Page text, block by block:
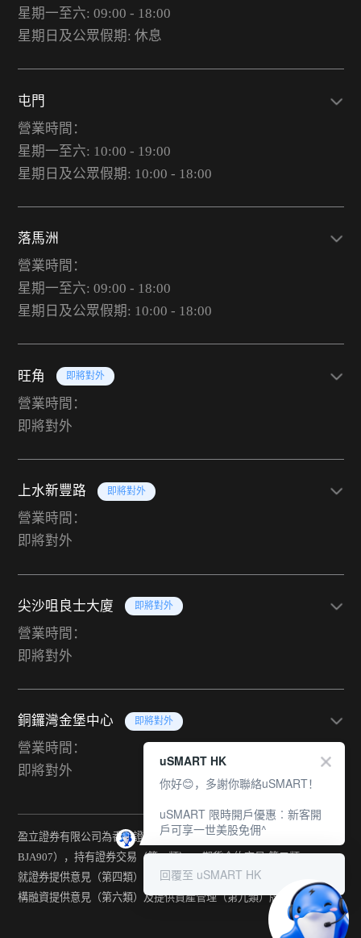
星期一至六: 09:00 - 18:00
星期日及公眾假期: 休息
屯門
營業時間：
星期一至六: 10:00 - 19:00
星期日及公眾假期: 10:00 - 18:00
落馬洲
營業時間：
星期一至六: 09:00 - 18:00
星期日及公眾假期: 10:00 - 18:00
旺角 即將對外
營業時間：
即將對外
上水新豐路 即將對外
營業時間：
即將對外
尖沙咀良士大廈 即將對外
營業時間：
即將對外
銅鑼灣金堡中心 即將對外
營業時間：
即將對外
盈立證券有限公司為香港證監會持牌法團（中央編號：
BJA907），持有證券交易（第一類） 、期貨合約交易(第二類) 、
就證券提供意見（第四類） 、就期貨合約提供意見(第五類) 、就機
構融資提供意見（第六類）及提供資產管理（第九類）牌照。
uSMART HK
你好😊，多謝你聯絡uSMART！
uSMART 限時開戶優惠︰新客開
戶可享一世美股免佣^
回覆至 uSMART HK